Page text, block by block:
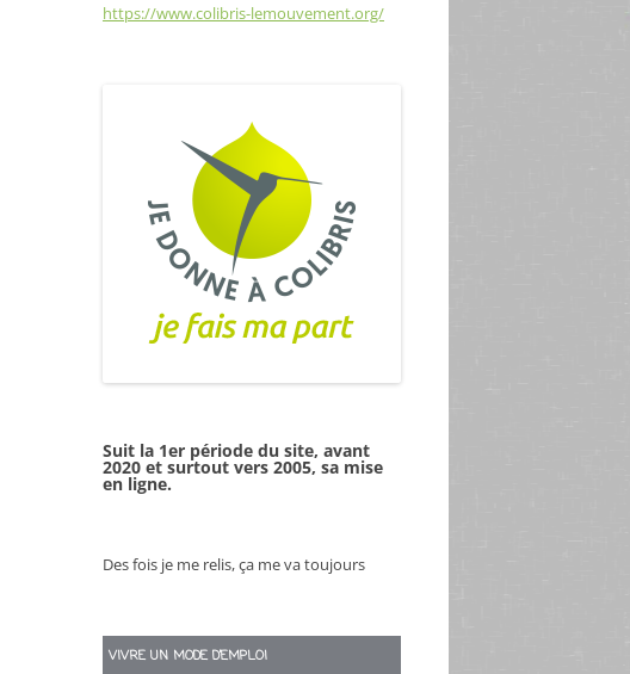
https://www.colibris-lemouvement.org/
Suit la 1er période du site, avant
2020 et surtout vers 2005, sa mise
en ligne.
Des fois je me relis, ça me va toujours
VIVRE UN MODE D’EMPLOI